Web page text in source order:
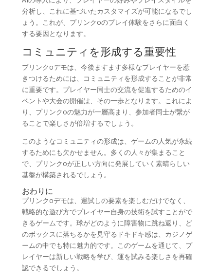
分析し、これに基づいたカスタマイズが可能になるでし
ょう。これが、プリンクoのプレイ体験をさらに面白く
する要因となります。
コミュニティを形成する重要性
プリンクoデモは、今後ますます多様なプレイヤーを惹
きつけるためには、コミュニティを形成することが非常
に重要です。プレイヤー同士の交流を促進するためのイ
ベントや大会の開催は、その一歩となります。これによ
り、プリンクoの魅力が一層高まり、参加者同士が繋が
ることで楽しさが倍増するでしょう。
このようなコミュニティの形成は、ゲームの人気が永続
するためにも欠かせません。多くの人々が集まること
で、プリンクoが正しい方向に発展していく素晴らしい
基盤が構築されるでしょう。
おわりに
プリンクoデモは、運試しの要素を楽しむだけでなく、
戦略的な遊び方でプレイヤー自身の技術を試すことがで
きるゲームです。球がどのように障害物に跳ね返り、ど
のボックスに落ちるかを見守るドキドキ感は、カジノゲ
ームの中でも特に魅力的です。このゲームを通じて、プ
レイヤーは新しい戦略を学び、運を試みる楽しさを再確
認できるでしょう。